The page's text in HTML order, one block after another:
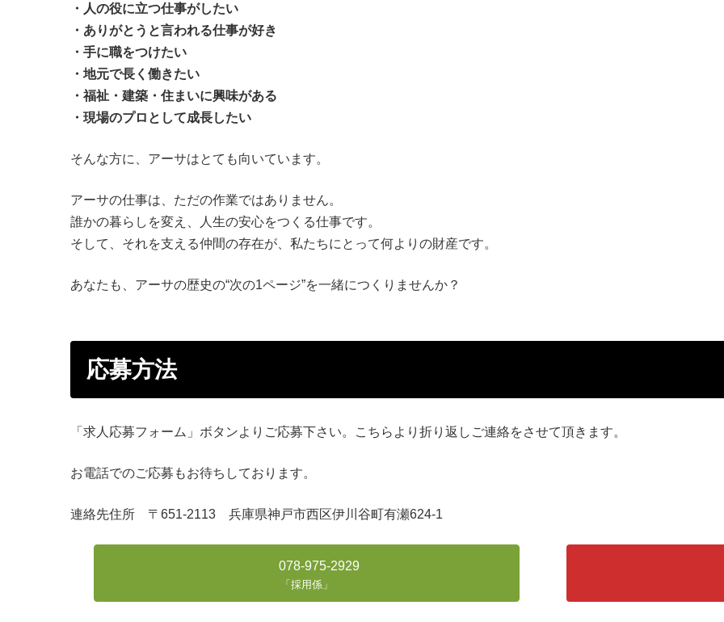
・人の役に立つ仕事がしたい
・ありがとうと言われる仕事が好き
・手に職をつけたい
・地元で長く働きたい
・福祉・建築・住まいに興味がある
・現場のプロとして成長したい
そんな方に、アーサはとても向いています。
アーサの仕事は、ただの作業ではありません。
誰かの暮らしを変え、人生の安心をつくる仕事です。
そして、それを支える仲間の存在が、私たちにとって何よりの財産です。
あなたも、アーサの歴史の“次の1ページ”を一緒につくりませんか？
応募方法
「求人応募フォーム」ボタンよりご応募下さい。こちらより折り返しご連絡をさせて頂きます。
お電話でのご応募もお待ちしております。
連絡先住所 〒651-2113 兵庫県神戸市西区伊川谷町有瀬624-1
078-975-2929
「採用係」